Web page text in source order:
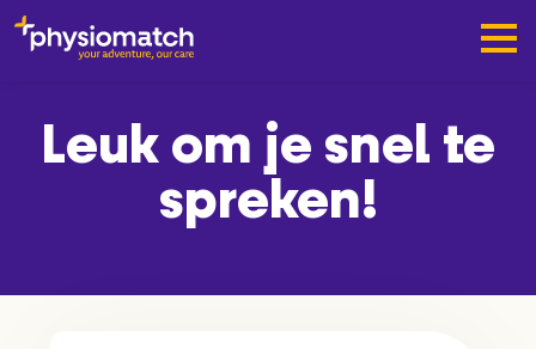
Leuk om je snel te
spreken!